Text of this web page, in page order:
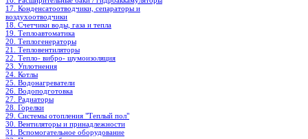
17. Конденсатоотводчики, сепараторы и
воздухоотводчики
18. Счетчики воды, газа и тепла
19. Теплоавтоматика
20. Теплогенераторы
21. Тепловентиляторы
22. Тепло- вибро- шумоизоляция
23. Уплотнения
24. Котлы
25. Водонагреватели
26. Водоподготовка
27. Радиаторы
28. Горелки
29. Системы отопления "Теплый пол"
30. Вентиляторы и принадлежности
31. Вспомогательное оборудование